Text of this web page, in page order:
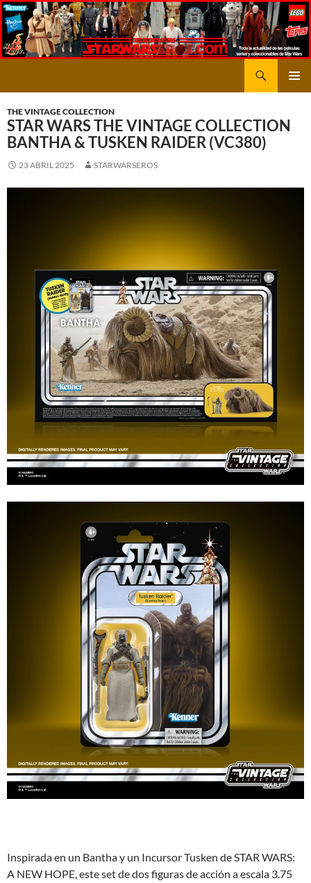
Saltar
al
contenido
THE VINTAGE COLLECTION
STAR WARS THE VINTAGE COLLECTION
BANTHA & TUSKEN RAIDER (VC380)
23 ABRIL 2025 STARWARSEROS
Inspirada en un Bantha y un Incursor Tusken de STAR WARS:
A NEW HOPE, este set de dos figuras de acción a escala 3.75